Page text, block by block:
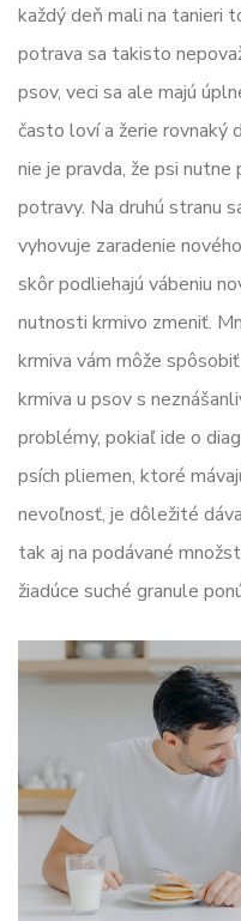
každý deň mali na tanieri
potrava sa takisto
psov, veci sa ale majú
často loví a žerie rovnaký
nie je pravda, že psi
potravy. Na druhú stranu
vyhovuje zaradenie
skôr podliehajú vábeniu
nutnosti krmivo zmeniť.
krmiva vám môže
krmiva u psov s
problémy, pokiaľ ide o
psích pliemen, ktoré
nevoľnosť, je dôležité
tak aj na podávané
žiadúce suché granule